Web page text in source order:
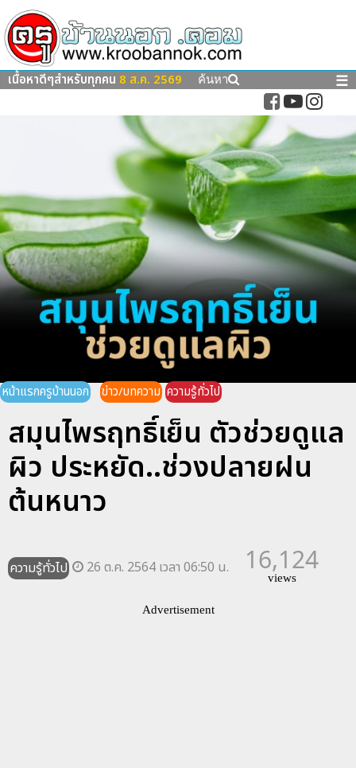
เนื้อหาดีๆสำหรับทุกคน 8 ส.ค. 2569 ค้นหา ☰
หน้าแรกครูบ้านนอก ข่าว/บทความ ความรู้ทั่วไป
สมุนไพรฤทธิ์เย็น ตัวช่วยดูแล
ผิว ประหยัด..ช่วงปลายฝน
ต้นหนาว
ความรู้ทั่วไป 26 ต.ค. 2564 เวลา 06:50 น. 16,124
views
Advertisement